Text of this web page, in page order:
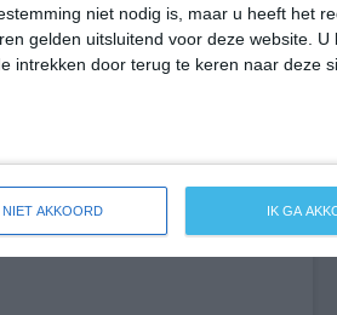
niet nodig is, maar u heeft het
gelden uitsluitend voor deze website. U
intrekken door terug te keren naar deze
NIET AKKOORD IK GA